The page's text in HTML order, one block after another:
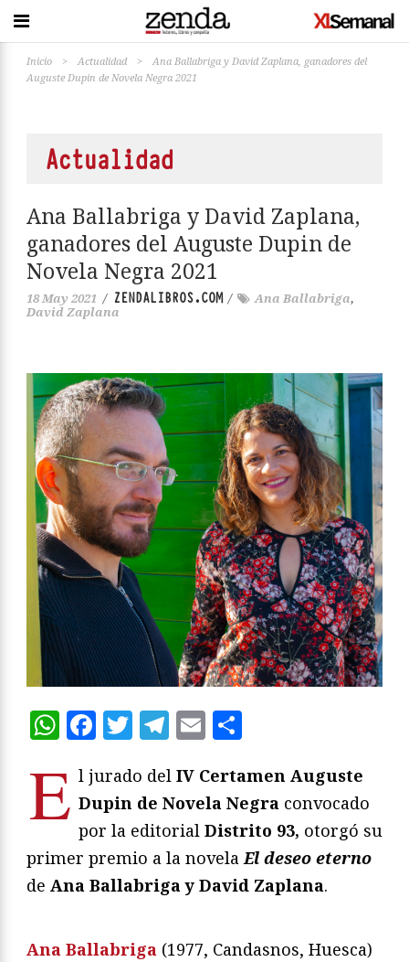
Inicio > Actualidad >
Ana Ballabriga y David Zaplana, ganadores del
Auguste Dupin de Novela Negra 2021
Actualidad
Ana Ballabriga y David Zaplana,
ganadores del Auguste Dupin de
Novela Negra 2021
18 May 2021 / ZENDALIBROS.COM/ Ana Ballabriga,
David Zaplana
WhatsApp
Facebook
Twitter
Telegram
Email
E l jurado del IV Certamen Auguste
Dupin de Novela Negra convocado
por la editorial Distrito 93, otorgó su
primer premio a la novelaEl deseo eterno
de Ana Ballabriga y David Zaplana.
Ana Ballabriga (1977, Candasnos, Huesca)